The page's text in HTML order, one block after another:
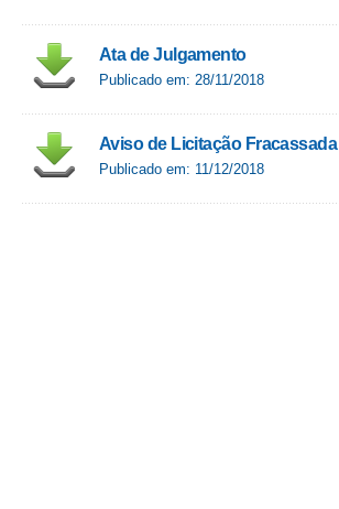
Ata de Julgamento
Publicado em: 28/11/2018
Aviso de Licitação Fracassada
Publicado em: 11/12/2018